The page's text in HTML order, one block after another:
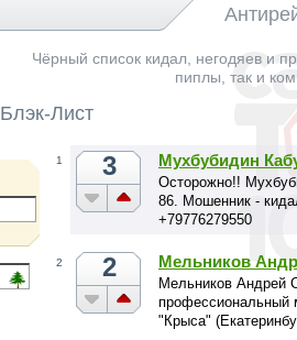
Чёрный список кидал, негодяев и
пиплы, так и
Блэк-Лист
1 3 Мухбубидин
Осторожно!!
86. Мошенник -
+79776279550
2 2 Мельников
Мельников Андрей
профессиональный
"Крыса"